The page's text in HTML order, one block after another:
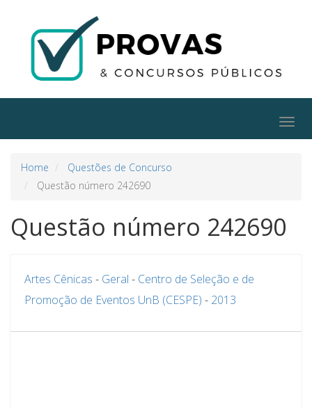
Home
Questões de Concurso
Questão número 242690
Questão número 242690
Artes Cênicas - Geral - Centro de Seleção e de
Promoção de Eventos UnB (CESPE) - 2013